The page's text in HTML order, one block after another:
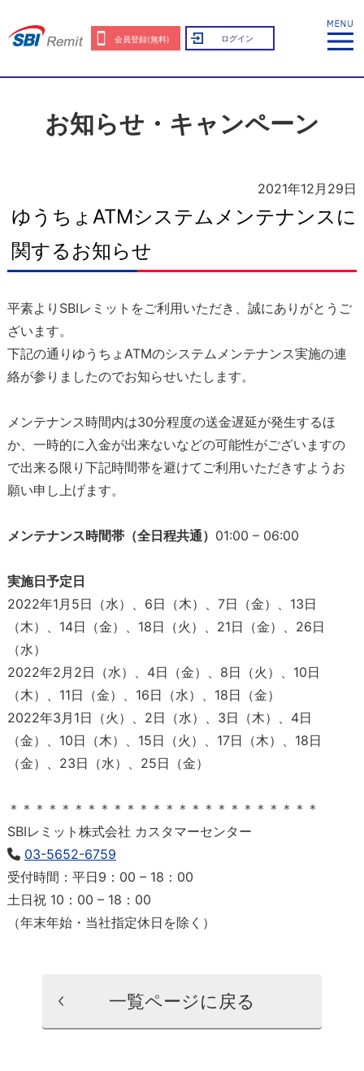
会員登録(無料) ログイン
お知らせ・キャンペーン
2021年12月29日
ゆうちょATMシステムメンテナンスに
関するお知らせ
平素よりSBIレミットをご利用いただき、誠にありがとうご
ざいます。
下記の通りゆうちょATMのシステムメンテナンス実施の連
絡が参りましたのでお知らせいたします。
メンテナンス時間内は30分程度の送金遅延が発生するほ
か、一時的に入金が出来ないなどの可能性がございますの
で出来る限り下記時間帯を避けてご利用いただきすようお
願い申し上げます。
メンテナンス時間帯（全日程共通） 01:00 – 06:00
実施日予定日
2022年1月5日（水）、6日（木）、7日（金）、13日
（木）、14日（金）、18日（火）、21日（金）、26日
（水）
2022年2月2日（水）、4日（金）、8日（火）、10日
（木）、11日（金）、16日（水）、18日（金）
2022年3月1日（火）、2日（水）、3日（木）、4日
（金）、10日（木）、15日（火）、17日（木）、18日
（金）、23日（水）、25日（金）
＊＊＊＊＊＊＊＊＊＊＊＊＊＊＊＊＊＊＊＊＊＊＊＊
SBIレミット株式会社 カスタマーセンター
03-5652-6759
受付時間：平日9：00 – 18：00
土日祝 10：00 – 18：00
（年末年始・当社指定休日を除く）
一覧ページに戻る